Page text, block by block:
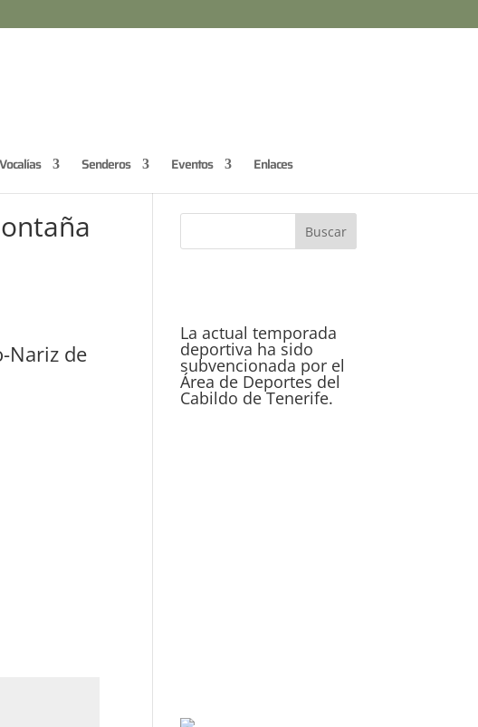
Vocalías Senderos Eventos Enlaces
Nariz de
La actual temporada
deportiva ha sido
subvencionada por el
Área de Deportes del
Cabildo de Tenerife.